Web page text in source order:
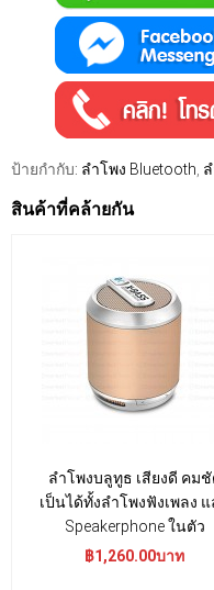
ป้ายกำกับ: ลำโพง Bluetooth
สินค้าที่คล้ายกัน
ลำโพงบลูทูธ เสียงดี คม
เป็นได้ทั้งลำโพงฟังเพลง แ
Speakerphone ในตัว
฿1,260.00บาท